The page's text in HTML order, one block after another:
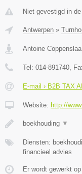
Niet gevestigd in
Antwerpen »
Antoine
Tel: 014-891740,
E-mail › B2B TAX
Website: http://
boekhouding ▼
Diensten:
financieel advies
Er wordt gewerkt